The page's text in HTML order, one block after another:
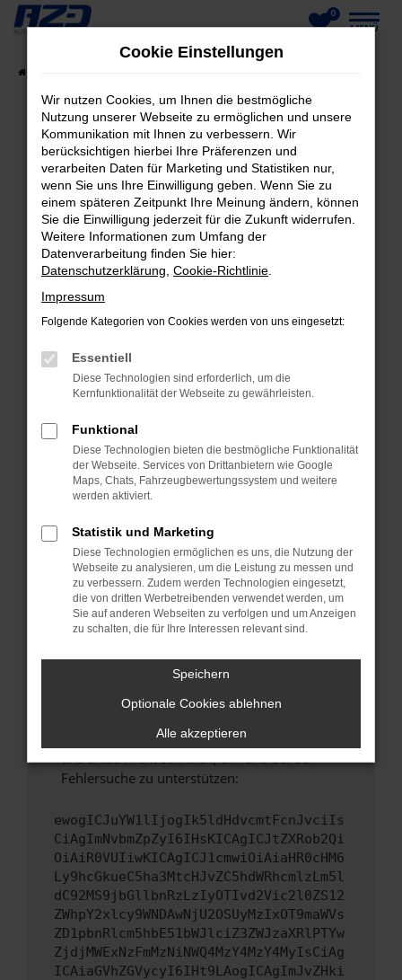
Zum
springen
0
MENÜ
FEHLER: NETWORK ERROR
Beim Laden ist ein Fehler aufgetreten.
Hier sind ein paar Tipps, die dir helfen können:
Überprüfe deine Firewall und deine
Internetverbindung.
Laden andere Webseiten, zum Beispiel deine
Suchmaschine?
Manche Erweiterungen, wie Werbeblocker,
können das Laden bestimmter Seiten
verhindern. Funktioniert die Seite in einem
anderen Browser oder in einem privaten
Fenster?
Starte dein Gerät neu.
Das kann manchmal helfen, vorübergehende
Stelle sicher, dass dein Browser und dein
Betriebssystem auf dem neuesten Stand
sind.
Veraltete Software birgt nicht nur ein
Sicherheitsrisiko, sondern kann auch dazu
führen, dass bestimmte Funktionen nicht mehr
Wende dich an den Webseitenbetreiber.
Wenn du alle oben genannten Schritte versucht
versuchen, das Problem zu beheben. Du kannst
uns diesen Text schicken, um uns bei der
Fehlersuche zu unterstützen:
ewogICJuYW1lIjogIk5ldHdvcmtFcnJvciIs
CiAgImNvbmZpZyI6IHsKICAgICJtZXRob2Qi
OiAiR0VUIiwKICAgICJ1cmwiOiAiaHR0cHM6
Ly9hcGkueC5ha3MtcHJvZC5hdWRhcmlzLm5l
dC92MS9jbGllbnRzLzIyOTIvd2Vic2l0ZS12
ZWhpY2xlcy9WNDAwNjU2OSUyMzIxOT9maWVs
ZD1pbnRlcm5hbE51bWJlciZ3ZWJzaXRlPTYw
ZjdjMWExNzFmMzNiNWQ4MzY4MzY4MyIsCiAg
ICAiaGVhZGVycyI6IHt9LAogICAgImJvZHki
Cookie Einstellungen
Wir nutzen Cookies, um Ihnen die bestmögliche
Nutzung unserer Webseite zu ermöglichen und unsere
Kommunikation mit Ihnen zu verbessern. Wir
berücksichtigen hierbei Ihre Präferenzen und
verarbeiten Daten für Marketing und Statistiken nur,
wenn Sie uns Ihre Einwilligung geben. Wenn Sie zu
einem späteren Zeitpunkt Ihre Meinung ändern, können
Sie die Einwilligung jederzeit für die Zukunft widerrufen.
Weitere Informationen zum Umfang der
Datenverarbeitung finden Sie hier:
Datenschutzerklärung Cookie-Richtlinie
Impressum
Folgende Kategorien von Cookies werden von uns eingesetzt:
Essentiell
Diese Technologien sind erforderlich, um die
Kernfunktionalität der Webseite zu gewährleisten.
Funktional
Diese Technologien bieten die bestmögliche Funktionalität
der Webseite. Services von Drittanbietern wie Google
Maps, Chats, Fahrzeugbewertungssystem und weitere
werden aktiviert.
Statistik und Marketing
Diese Technologien ermöglichen es uns, die Nutzung der
Webseite zu analysieren, um die Leistung zu messen und
zu verbessern. Zudem werden Technologien eingesetzt,
die von dritten Werbetreibenden verwendet werden, um
Sie auf anderen Webseiten zu verfolgen und um Anzeigen
zu schalten, die für Ihre Interessen relevant sind.
Speichern
Optionale Cookies ablehnen
Alle akzeptieren